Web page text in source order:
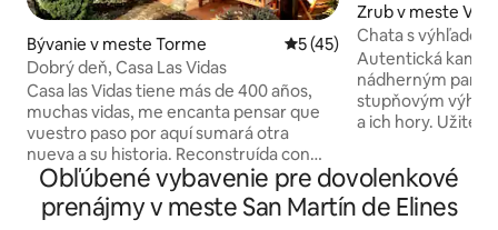
Bývanie v meste Torme Priemerné ohodnotenie 5
5 (45)
Dobrý deň, Casa Las Vidas
Casa las Vidas tiene más de 400 años,
muchas vidas, me encanta pensar que
vuestro paso por aquí sumará otra
nueva a su historia. Reconstruída con
cariño, es una cálida y pequeña casa
independiente con todo lo necesario
para que os sintáis a gusto. Forma parte
Zrub v meste
Chata s výhľadom
Autentická
nádherným
stupňovým
a ich hory. Užite
chodníkmi a
súkromným
prameňom a
Obľúbené vybavenie pre dovolenkové
prenájmy v meste San Martín de Elines